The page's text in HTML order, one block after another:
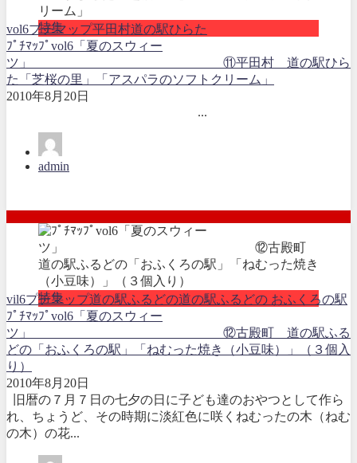
特集
vol6プチマップ平田村道の駅ひらた
ﾌﾟﾁﾏｯﾌﾟvol6「夏のスウィー
ツ」 ⑪平田村 道の駅ひら
た「芝桜の里」「アスパラのソフトクリーム」
2010年8月20日
...
admin
特集
vil6プチマップ道の駅ふるどの道の駅ふるどの おふくろの駅
ﾌﾟﾁﾏｯﾌﾟvol6「夏のスウィー
ツ」 ⑫古殿町 道の駅ふる
どの「おふくろの駅」「ねむった焼き（小豆味）」（３個入
り）
2010年8月20日
旧暦の７月７日の七夕の日に子ども達のおやつとして作ら
れ、ちょうど、その時期に淡紅色に咲くねむったの木（ねむ
の木）の花...